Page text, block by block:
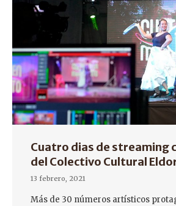
Cuatro dias de streaming
del Colectivo Cultural
13 febrero, 2021
Más de 30 números artísticos